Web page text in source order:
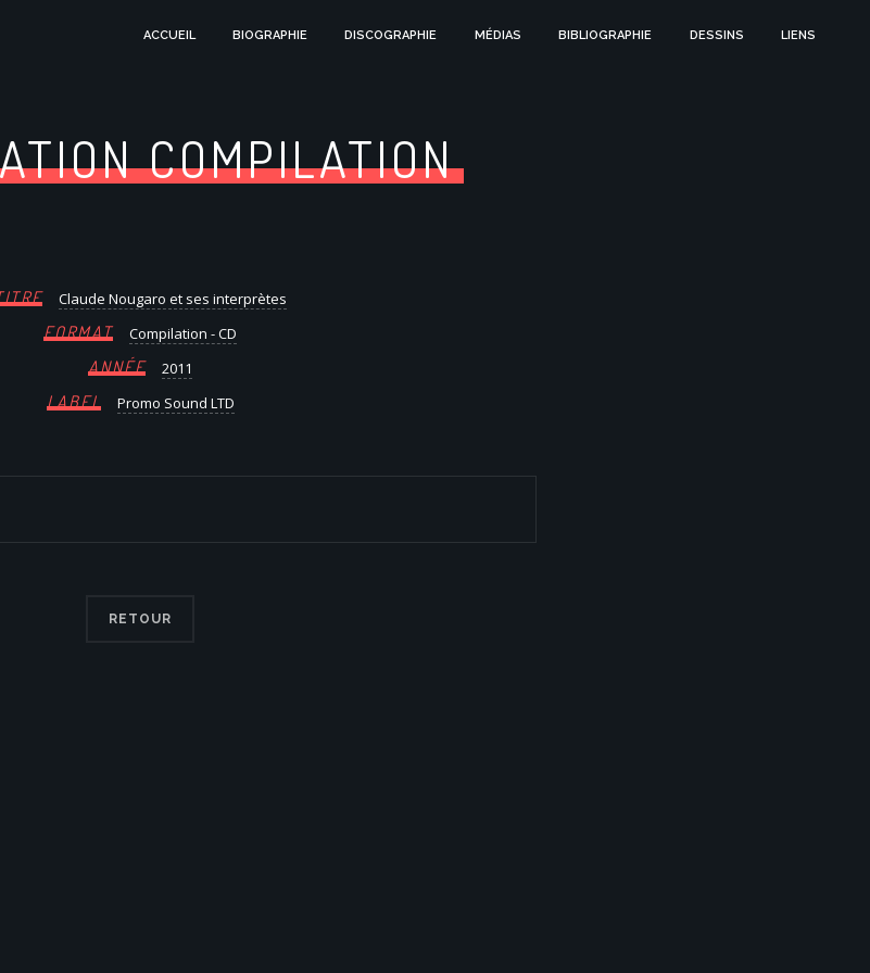
ACCUEIL BIOGRAPHIE DISCOGRAPHIE MÉDIAS BIBLIOGRAPHIE DESSINS LIENS
COMPILATION
Claude Nougaro et ses interprètes
FORMAT Compilation - CD
ANNÉE 2011
LABEL Promo Sound LTD
RETOUR